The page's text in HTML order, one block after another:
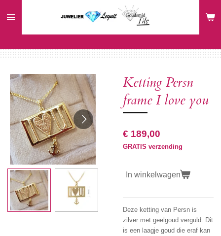
direct
hoofdinhoud
Ketting Persn
frame I love you
€ 189,00
GRATIS verzending
In winkelwagen
Deze ketting van Persn is
zilver met geelgoud verguld. Dit
is een laagje goud die eraf kan